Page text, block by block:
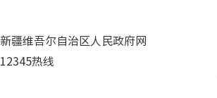
新疆维吾尔自治区人民政府网
12345热线